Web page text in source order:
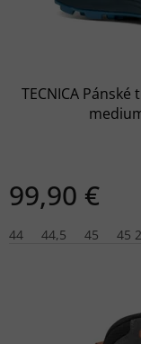
TECNICA Pánské
99,90 €
44 44,5 45 45